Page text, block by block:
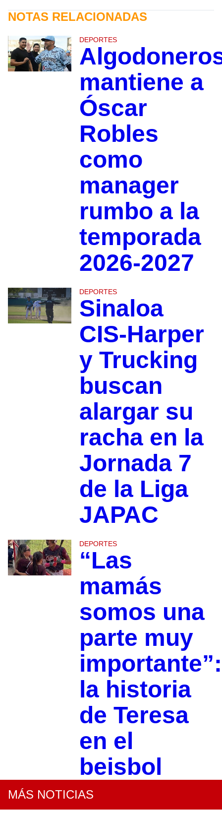
NOTAS RELACIONADAS
DEPORTES
mantiene a
Óscar
Robles
como
manager
rumbo a la
temporada
2026-2027
DEPORTES
Sinaloa
CIS-Harper
y Trucking
buscan
alargar su
racha en la
Jornada 7
de la Liga
JAPAC
DEPORTES
“Las
mamás
somos una
parte muy
importante”:
la historia
de Teresa
en el
beisbol
MÁS NOTICIAS